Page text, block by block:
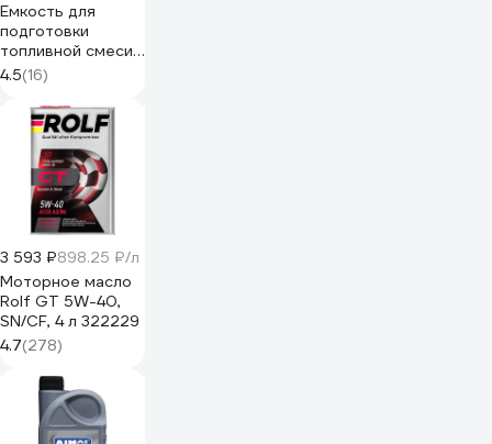
Емкость для
подготовки
топливной смеси
20 - 25 - 40 -
50:1, с дозатором,
1000 мл ТУНДРА
7509203
4.5(16)
3 593 ₽898.25 ₽/л
Моторное масло
Rolf GT 5W-40,
SN/CF, 4 л 322229
4.7(278)